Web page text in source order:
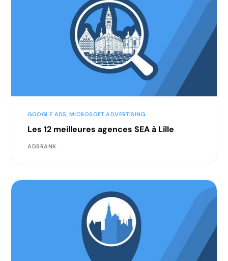
GOOGLE ADS, MICROSOFT ADVERTISING
Les 12 meilleures agences SEA à Lille
ADSRANK